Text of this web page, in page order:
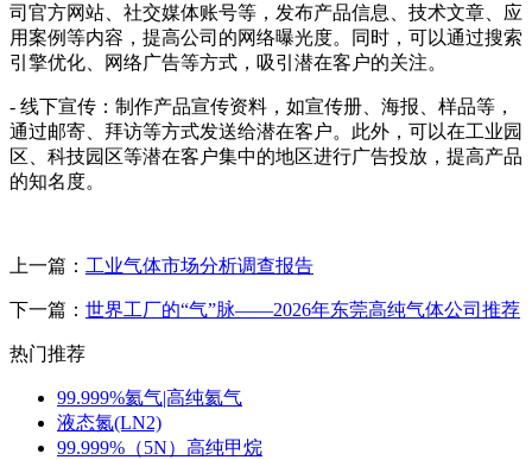
司官方网站、社交媒体账号等，发布产品信息、技术文章、应
用案例等内容，提高公司的网络曝光度。同时，可以通过搜索
引擎优化、网络广告等方式，吸引潜在客户的关注。
- 线下宣传：制作产品宣传资料，如宣传册、海报、样品等，
通过邮寄、拜访等方式发送给潜在客户。此外，可以在工业园
区、科技园区等潜在客户集中的地区进行广告投放，提高产品
的知名度。
上一篇： 工业气体市场分析调查报告
下一篇： 世界工厂的“气”脉——2026年东莞高纯气体公司推荐
热门推荐
99.999%氦气|高纯氦气
液态氮(LN2)
99.999%（5N）高纯甲烷